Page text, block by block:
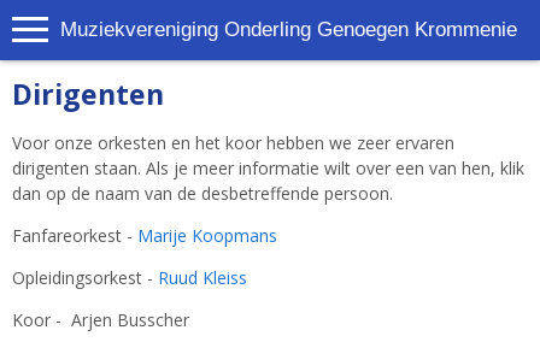
Muziekvereniging Onderling Genoegen Krommenie
Dirigenten
Voor onze orkesten en het koor hebben we zeer ervaren
dirigenten staan. Als je meer informatie wilt over een van hen, klik
dan op de naam van de desbetreffende persoon.
Fanfareorkest - Marije Koopmans
Opleidingsorkest - Ruud Kleiss
Koor - Arjen Busscher